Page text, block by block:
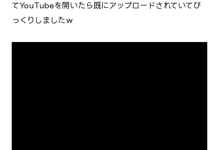
てYouTubeを開いたら既にアップロードされていてび
っくりしましたｗ